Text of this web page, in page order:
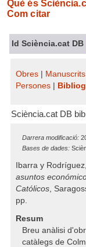
Què és
Com citar
Id Sciència.cat DB
Obres Manuscrits
Persones
Sciència.cat DB
Darrera modificació:
Bases de dades:
Ibarra y
asuntos
Católicos,
pp.
Resum
Breu anàlisi
catàlegs de